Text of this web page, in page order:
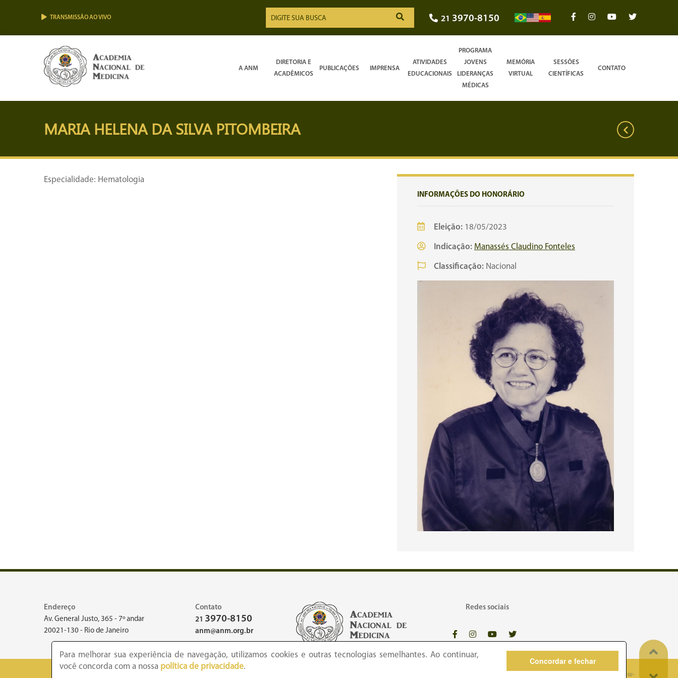
TRANSMISSÃO AO VIVO 21 3970-8150
A ANM
DIRETORIA E
ACADÊMICOS
PUBLICAÇÕES IMPRENSA
ATIVIDADES
EDUCACIONAIS
PROGRAMA
JOVENS
LIDERANÇAS
MÉDICAS
MEMÓRIA
VIRTUAL
SESSÕES
CIENTÍFICAS
CONTATO
MARIA HELENA DA SILVA PITOMBEIRA
Especialidade: Hematologia
INFORMAÇÕES DO HONORÁRIO
Eleição: 18/05/2023
Indicação: Manassés Claudino Fonteles
Classificação: Nacional
Endereço
Av. General Justo, 365 - 7º andar
20021-130 - Rio de Janeiro
Contato
21 3970-8150
anm@anm.org.br
Redes sociais
Para melhorar sua experiência de navegação, utilizamos cookies e outras tecnologias semelhantes. Ao continuar,
você concorda com a nossa política de privacidade.
Concordar e fechar